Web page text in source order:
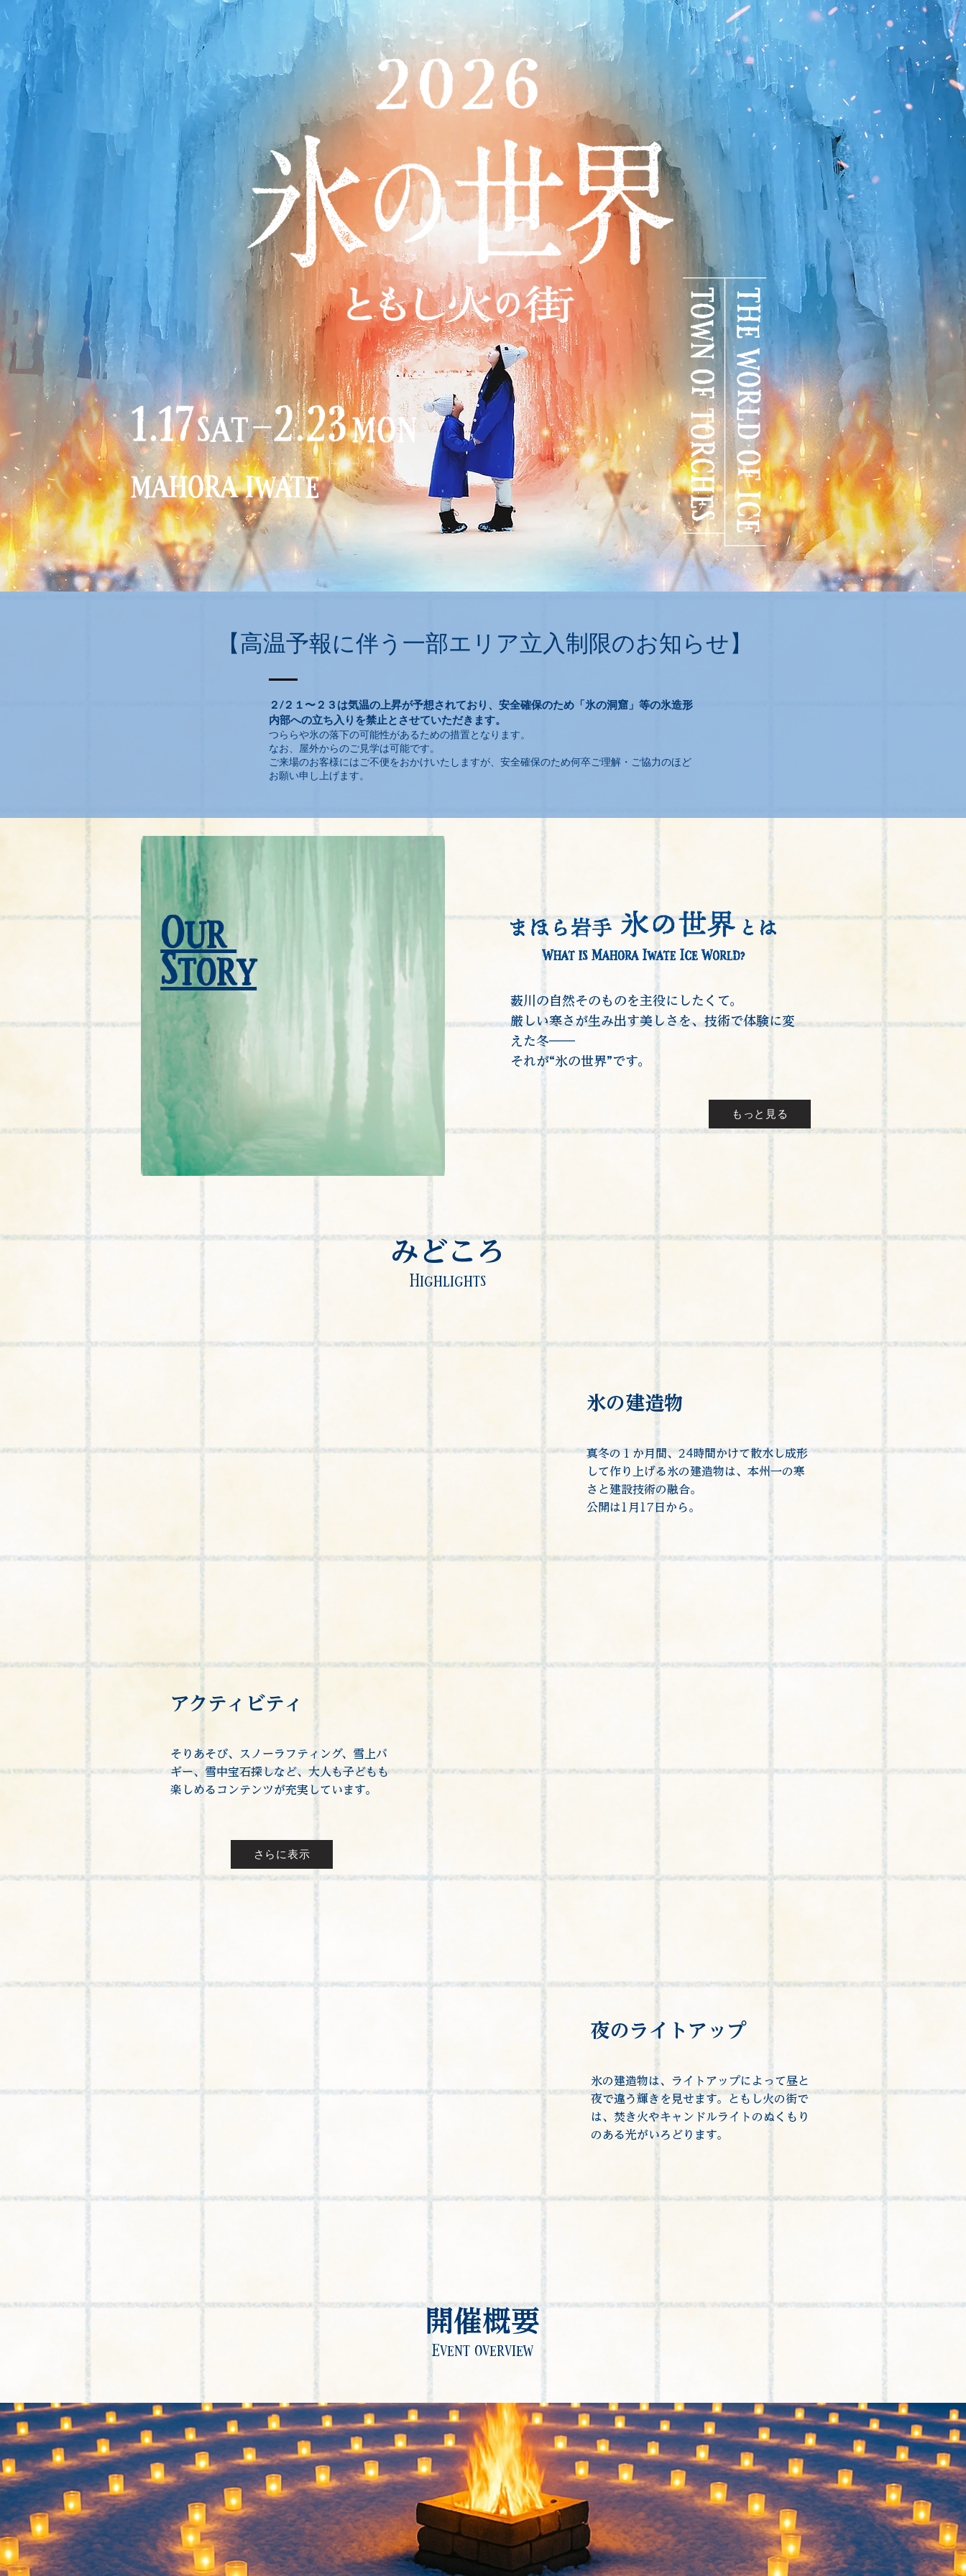
【高温予報に伴う一部エリア立入制限のお知らせ】
２/２１〜２３は気温の上昇が予想されており、安全確保のため「氷の洞窟」等の氷造形
内部への立ち入りを禁止とさせていただきます。
つららや氷の落下の可能性があるための措置となります。
なお、屋外からのご見学は可能です。
ご来場のお客様にはご不便をおかけいたしますが、安全確保のため何卒ご理解・ご協力のほど
お願い申し上げます。
Our
Story
薮川の自然そのものを主役にしたくて。
厳しい寒さが生み出す美しさを、技術で体験に変
えた冬――
それが“氷の世界”です。
もっと見る
​みどころ
Highlights
氷の建造物
真冬の１か月間、24時間かけて散水し成形
して作り上げる氷の建造物は、本州一の寒
さと建設技術の融合。
公開は1月17日から。
アクティビティ
そりあそび、スノーラフティング、雪上バ
ギー、雪中宝石探しなど、大人も子どもも
楽しめるコンテンツが充実しています。
さらに表示
​夜のライトアップ
氷の建造物は、ライトアップによって昼と
夜で違う輝きを見せます。ともし火の街で
は、焚き火やキャンドルライトのぬくもり
のある光がいろどります。
開催概要
Event overview